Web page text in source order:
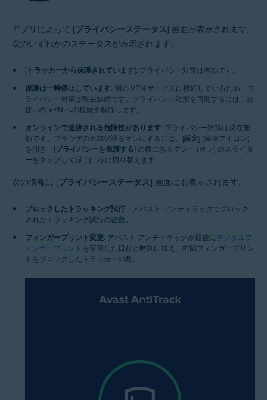
アプリによって [プライバシーステータス] 画面が表示されます。
次のいずれかのステータスが表示されます。
[ トラッカーから保護されています]: プライバシー対策は有効です。
保護は一時停止しています: 別の VPN サービスに接続しているため、プ
ライバシー対策は現在無効です。プライバシー対策を再開するには、お
使いの VPN への接続を解除します。
オンラインで追跡される危険性があります: プライバシー対策は現在無
効です。ブラウザの追跡保護をオンにするには、[設定] (歯車アイコン)
を開き、[プライバシーを保護する] の横にあるグレー (オフ) のスライダ
ーをタップして緑 (オン) に切り替えます。
次の情報は [プライバシーステータス] 画面にも表示されます。
ブロックしたトラッキング試行 ：アバスト アンチトラックでブロック
されたトラッキング試行の総数。
フィンガープリント変更: アバスト アンチトラックが最後にデジタルフ
ィンガープリント を変更した日付と時刻に加え、前回フィンガープリン
トをブロックしたトラッカーの数。